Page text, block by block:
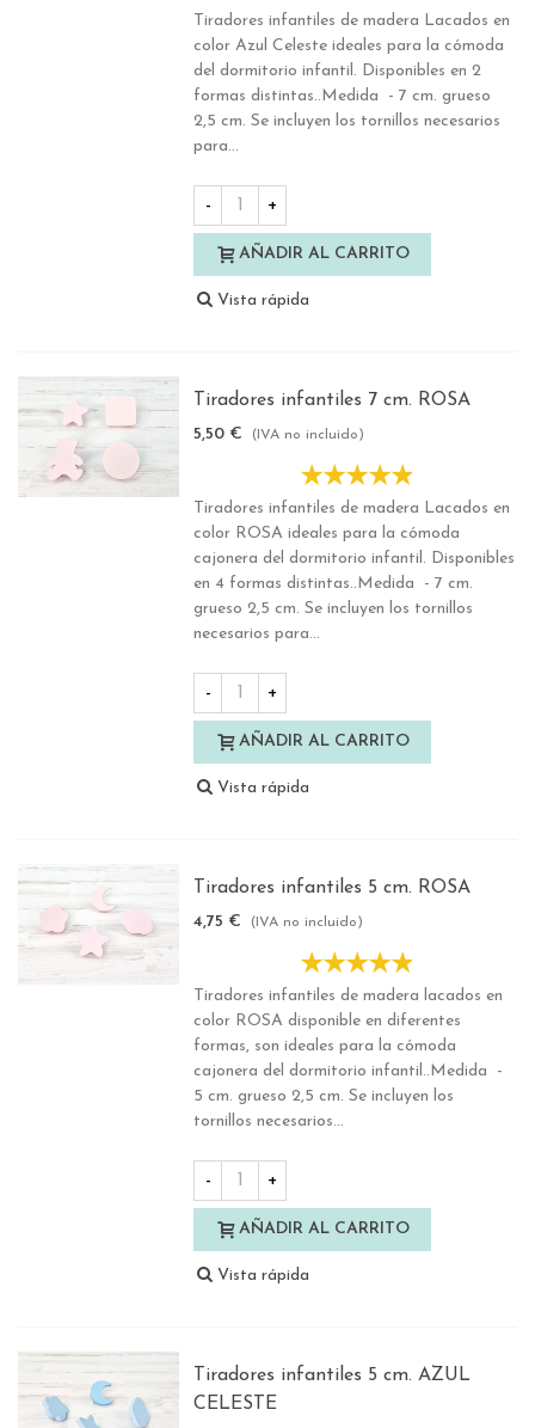
Tiradores infantiles de madera Lacados en
color Azul Celeste ideales para la cómoda
del dormitorio infantil. Disponibles en 2
formas distintas..Medida - 7 cm. grueso
2,5 cm. Se incluyen los tornillos necesarios
para...
- +
AÑADIR AL CARRITO
Vista rápida
Tiradores infantiles 7 cm. ROSA
5,50 € (IVA no incluido)
Tiradores infantiles de madera Lacados en
color ROSA ideales para la cómoda
cajonera del dormitorio infantil. Disponibles
en 4 formas distintas..Medida - 7 cm.
grueso 2,5 cm. Se incluyen los tornillos
necesarios para...
- +
AÑADIR AL CARRITO
Vista rápida
Tiradores infantiles 5 cm. ROSA
4,75 € (IVA no incluido)
Tiradores infantiles de madera lacados en
color ROSA disponible en diferentes
formas, son ideales para la cómoda
cajonera del dormitorio infantil..Medida -
5 cm. grueso 2,5 cm. Se incluyen los
tornillos necesarios...
- +
AÑADIR AL CARRITO
Vista rápida
Tiradores infantiles 5 cm. AZUL
CELESTE